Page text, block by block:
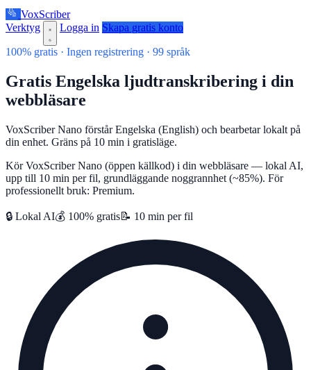
VoxScriber
Verktyg
Logga in Skapa gratis konto
100% gratis · Ingen registrering · 99 språk
Gratis Engelska ljudtranskribering i din
webbläsare
VoxScriber Nano förstår Engelska (English) och bearbetar lokalt på
din enhet. Gräns på 10 min i gratisläge.
Kör VoxScriber Nano (öppen källkod) i din webbläsare — lokal AI,
upp till 10 min per fil, grundläggande noggrannhet (~85%). För
professionellt bruk: Premium.
🔒 Lokal AI💰 100% gratis📝 10 min per fil